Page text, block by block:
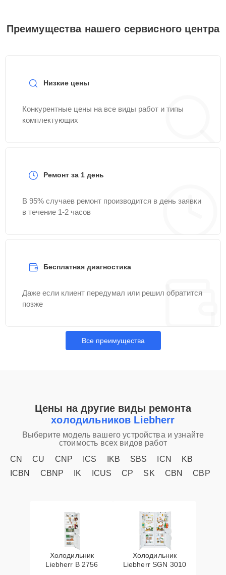
Преимущества нашего сервисного центра
Низкие цены
Конкурентные цены на все виды работ и типы
комплектующих
Ремонт за 1 день
В 95% случаев ремонт производится в день заявки
в течение 1-2 часов
Бесплатная диагностика
Даже если клиент передумал или решил обратится
позже
Все преимущества
Цены на другие виды ремонта
холодильников Liebherr
Выберите модель вашего устройства и узнайте
стоимость всех видов работ
CN
CU CNP ICS IKB SBS ICN
KB
ICBN
CBNP IK ICUS CP SK CBN CBP
Холодильник
Liebherr B 2756
Холодильник
Liebherr SGN 3010